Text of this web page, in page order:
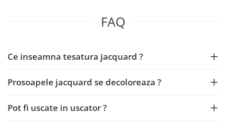
FAQ
Ce inseamna tesatura jacquard ?
Prosoapele jacquard se decoloreaza ?
Pot fi uscate in uscator ?